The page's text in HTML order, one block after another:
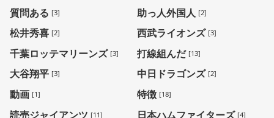
質問ある [3] 助っ人外国人 [2]
松井秀喜 [2] 西武ライオンズ [3]
千葉ロッテマリーンズ [3] 打線組んだ [13]
大谷翔平 [3] 中日ドラゴンズ [2]
動画 [1] 特徴 [18]
読売ジャイアンツ [11] 日本ハムファイターズ [4]